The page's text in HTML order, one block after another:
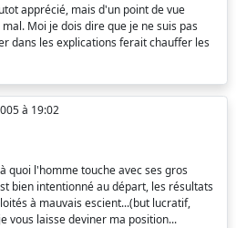
apprécié, mais d'un point de vue
Moi je dois dire que je ne suis pas
dans les explications ferait chauffer les
à 19:02
quoi l'homme touche avec ses gros
bien intentionné au départ, les résultats
à mauvais escient...(but lucratif,
vous laisse deviner ma position...